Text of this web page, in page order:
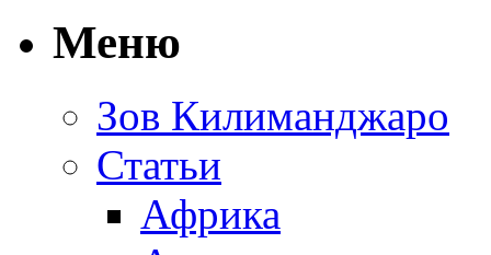
Меню
Зов Килиманджаро
Статьи
Африка